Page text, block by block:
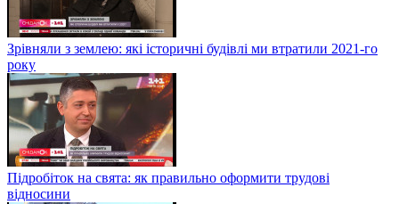
Зрівняли з землею: які історичні будівлі ми втратили 2021-го
року
Підробіток на свята: як правильно оформити трудові
відносини